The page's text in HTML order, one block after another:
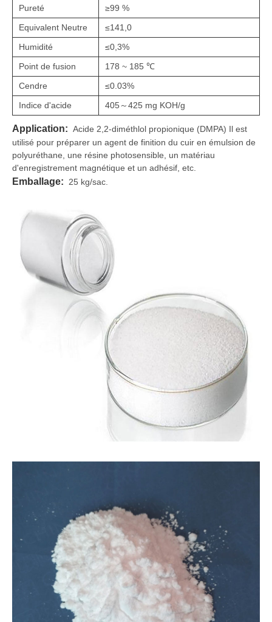
Pureté
≥99 %
Equivalent Neutre
≤141,0
Humidité
≤0,3%
Point de fusion
178 ~ 185 ℃
Cendre
≤0.03%
Indice d'acide
405～425 mg KOH/g
Application: Acide 2,2-diméthlol propionique (DMPA) Il est
utilisé pour préparer un agent de finition du cuir en émulsion de
polyuréthane, une résine photosensible, un matériau
d'enregistrement magnétique et un adhésif, etc.
Emballage: 25 kg/sac.